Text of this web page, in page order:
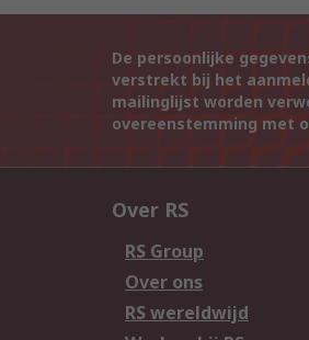
De persoonlijke
verstrekt bij het
mailinglijst worden
overeenstemming met
Over RS
RS Group
Over ons
RS wereldwijd